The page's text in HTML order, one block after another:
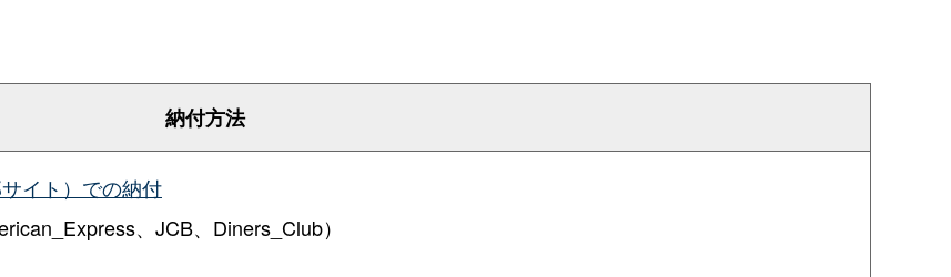
納付方法
イト）での納付
、JCB、Diners_Club）